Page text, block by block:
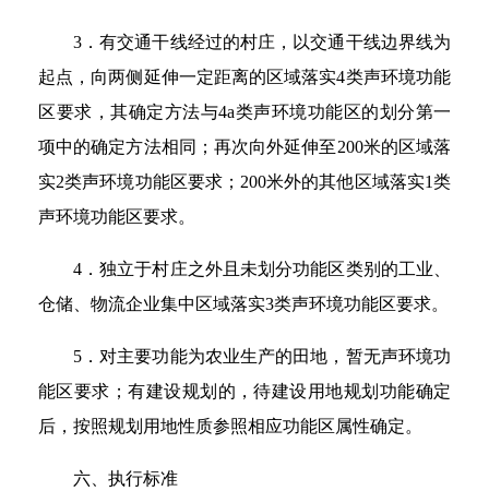
3．有交通干线经过的村庄，以交通干线边界线为
起点，向两侧延伸一定距离的区域落实4类声环境功能
区要求，其确定方法与4a类声环境功能区的划分第一
项中的确定方法相同；再次向外延伸至200米的区域落
实2类声环境功能区要求；200米外的其他区域落实1类
声环境功能区要求。
4．独立于村庄之外且未划分功能区类别的工业、
仓储、物流企业集中区域落实3类声环境功能区要求。
5．对主要功能为农业生产的田地，暂无声环境功
能区要求；有建设规划的，待建设用地规划功能确定
后，按照规划用地性质参照相应功能区属性确定。
六、执行标准